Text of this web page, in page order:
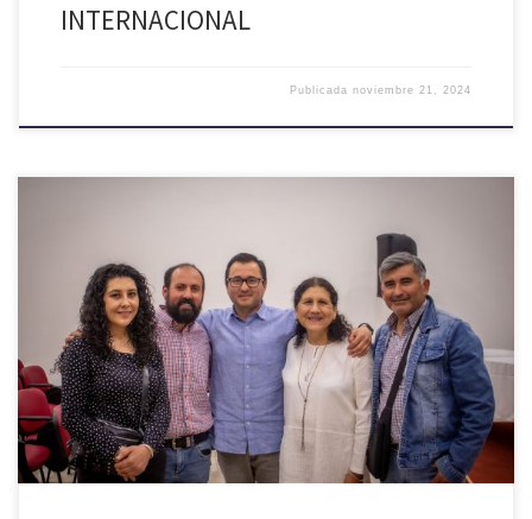
INTERNACIONAL
Publicadanoviembre 21, 2024
La ex alcaldesa de Palmilla Gloria Paredes Valdés, presidió la
ceremonia de entrega de implementación y equipamiento deportivo a
clubes deportivos y clubes de adultos mayores de la comuna
correspondiente al año 2024, la que se gestionó con el aporte del
convenio cuota Casino Mostazal, y que se realizó el […]